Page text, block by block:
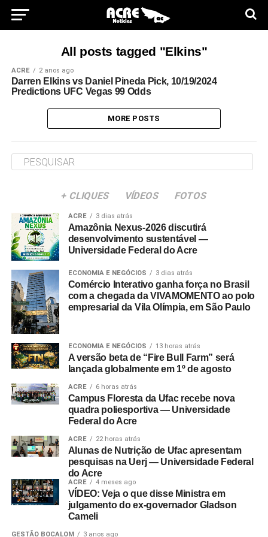
All posts tagged "Elkins"
ACRE 2 anos ago
Darren Elkins vs Daniel Pineda Pick, 10/19/2024
Predictions UFC Vegas 99 Odds
MORE POSTS
+ CLIQUES VÍDEOS FOTOS
ACRE 3 dias atrás
Amazônia Nexus-2026 discutirá
desenvolvimento sustentável —
Universidade Federal do Acre
ECONOMIA E NEGÓCIOS 3 dias atrás
Comércio Interativo ganha força no Brasil
com a chegada da VIVAMOMENTO ao polo
empresarial da Vila Olímpia, em São Paulo
ECONOMIA E NEGÓCIOS 13 horas atrás
A versão beta de “Fire Bull Farm” será
lançada globalmente em 1º de agosto
ACRE 6 horas atrás
Campus Floresta da Ufac recebe nova
quadra poliesportiva — Universidade
Federal do Acre
ACRE 22 horas atrás
Alunas de Nutrição de Ufac apresentam
pesquisas na Uerj — Universidade Federal
do Acre
ACRE 4 meses ago
VÍDEO: Veja o que disse Ministra em
julgamento do ex-governador Gladson
Cameli
GESTÃO BOCALOM 3 anos ago